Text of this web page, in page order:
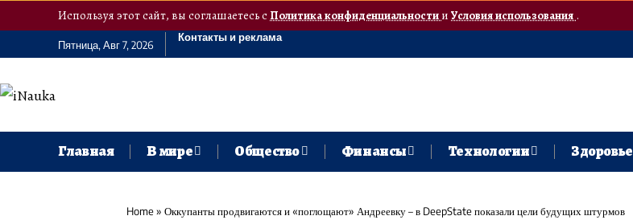
Используя этот сайт, вы соглашаетесь сПолитика конфиденциальностии Условия использования.
Пятница, Авг 7, 2026
Контакты и реклама
Главная В мире Общество Финансы Технологии Здоровье
Home» Оккупанты продвигаются и «поглощают» Андреевку – в ​DeepState показали цели будущих штурмов